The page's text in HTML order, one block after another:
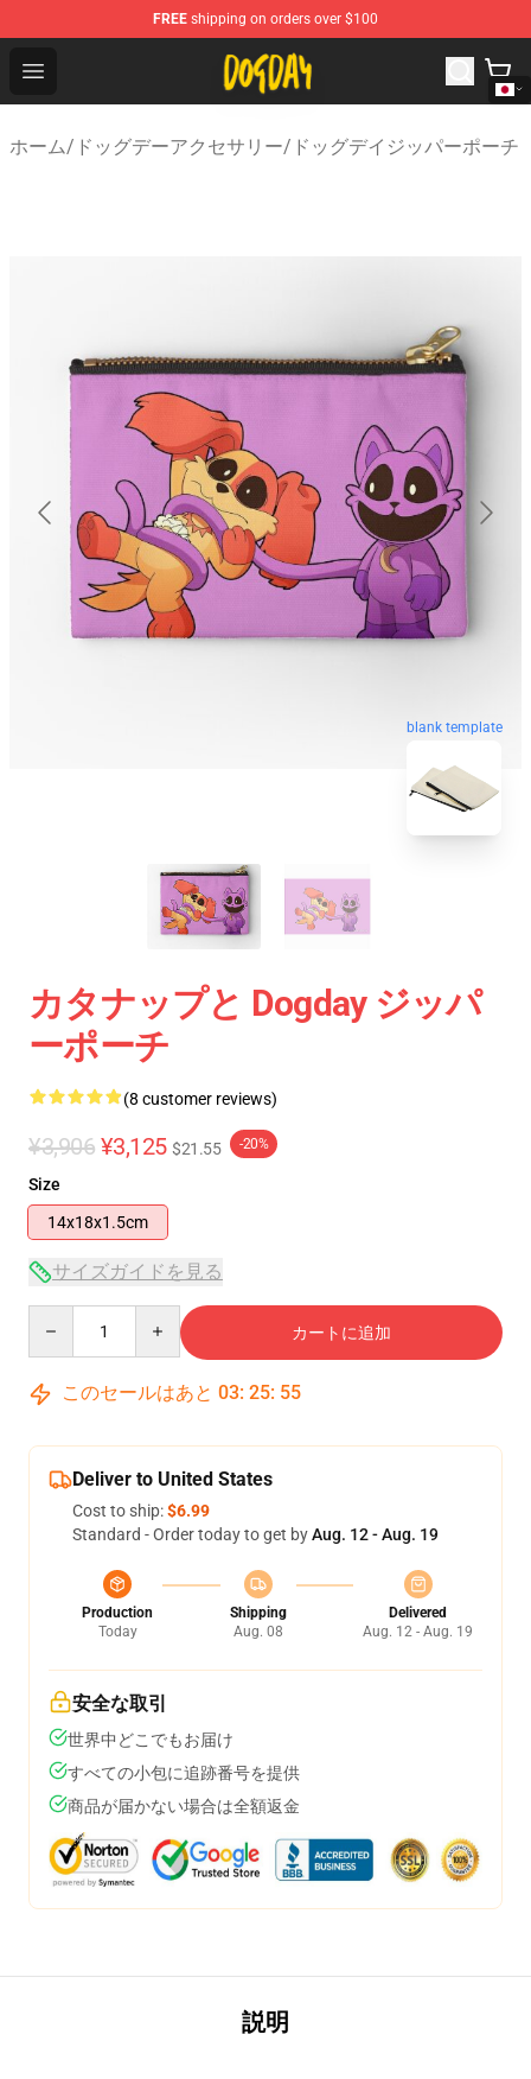
FREE shipping on orders over $100
Open menu
DogDay Store - Official DogDay Merchandise Shop
ホーム/ ドッグデーアクセサリー/ ドッグデイジッパーポーチ
blank template
カタナップと Dogday ジッパ
ーポーチ
(8 customer reviews)
¥3,906 ¥3,125 $21.55 -20%
Size
14x18x1.5cm
サイズガイドを見る
カートに追加
このセールはあと 03: 25: 54
Deliver to United States
Cost to ship:$6.99
Standard - Order today to get byAug. 12 - Aug. 19
Production
Today
Shipping
Aug. 08
Delivered
Aug. 12 - Aug. 19
安全な取引
世界中どこでもお届け
すべての小包に追跡番号を提供
商品が届かない場合は全額返金
説明